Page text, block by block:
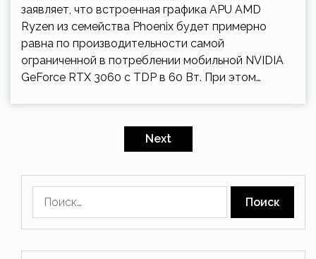
заявляет, что встроенная графика APU AMD
Ryzen из семейства Phoenix будет примерно
равна по производительности самой
ограниченной в потреблении мобильной NVIDIA
GeForce RTX 3060 с TDP в 60 Вт. При этом…
Next